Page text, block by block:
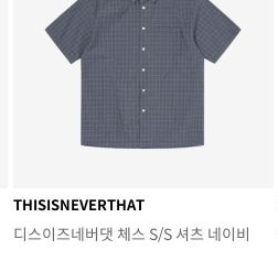
THISISNEVERTHAT
디스이즈네버댓 체스 S/S 셔츠 네이비